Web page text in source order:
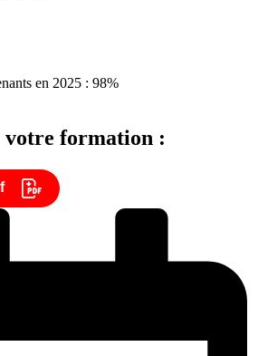
en 2025 : 98%
votre formation :